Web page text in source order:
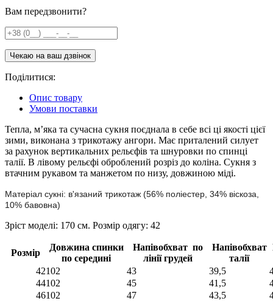
Вам передзвонити?
Поділитися:
Опис товару
Умови поставки
Тепла, м’яка та сучасна сукня поєднала в себе всі ці якості цієї
зими, виконана з трикотажу ангори. Має приталений силует
за рахунок вертикальних рельєфів та шнуровки по спинці
талії. В лівому рельєфі оброблений розріз до коліна. Сукня з
втачним рукавом та манжетом по низу, довжиною міді.
Матеріал сукні: в'язаний трикотаж (56% поліестер, 34% віскоза,
10% бавовна)
Зріст моделі: 170 см. Розмір одягу: 42
Розмір
Довжина спинки
по середині
Напівобхват по
лінії грудей
Напівобхват
талії
42102 43 39,5
44102 45 41,5
46102 47 43,5